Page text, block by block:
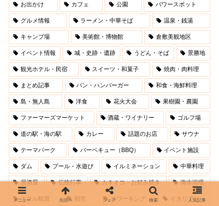
お出かけ カフェ 公園 パワースポット
グルメ情報 ラーメン・中華そば 温泉・銭湯
キャンプ場 美術館・博物館 倉敷美観地区
イベント情報 城・史跡・遺跡 うどん・そば 景勝地
観光ホテル・民宿 スイーツ・和菓子 焼肉・肉料理
まとめ記事 パン・ハンバーガー 和食・海鮮料理
島・無人島 洋食 花火大会 果樹園・農園
ファーマーズマーケット 酒蔵・ワイナリー ゴルフ場
道の駅・海の駅 カレー 話題のお店 サウナ
テーマパーク バーベキュー（BBQ） イベント施設
ダム プール・水遊び イルミネーション 中華料理
居酒屋 伝統行事 カキオコ・お好み焼き 海水浴場
ホタル観賞 朝市 コワーキング イタリアン
メニュー 先頭へ シェア 検索 人気記事